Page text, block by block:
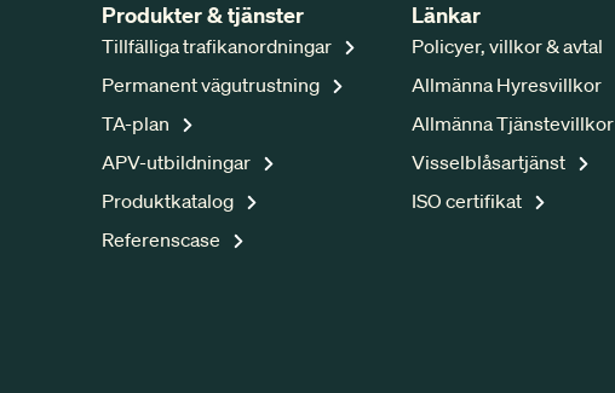
Produkter & tjänster
Tillfälliga trafikanordningar
Permanent vägutrustning
TA-plan
APV-utbildningar
Produktkatalog
Referenscase
Länkar
Policyer, villkor & avtal
Allmänna Hyresvillkor
Allmänna Tjänstevillkor
Visselblåsartjänst
ISO certifikat